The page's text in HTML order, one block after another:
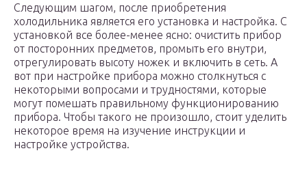
Следующим шагом, после приобретения
холодильника является его установка и настройка. С
установкой все более-менее ясно: очистить прибор
от посторонних предметов, промыть его внутри,
отрегулировать высоту ножек и включить в сеть. А
вот при настройке прибора можно столкнуться с
некоторыми вопросами и трудностями, которые
могут помешать правильному функционированию
прибора. Чтобы такого не произошло, стоит уделить
некоторое время на изучение инструкции и
настройке устройства.